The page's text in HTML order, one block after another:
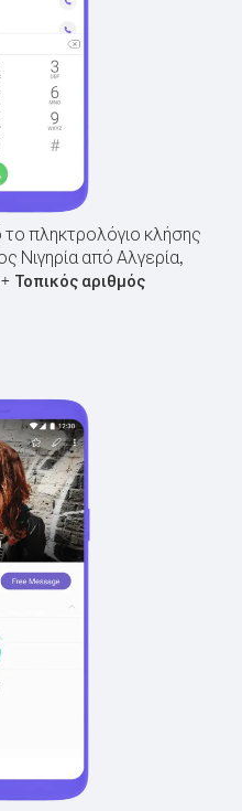
πληκτρολόγιο κλήσης
Νιγηρία από Αλγερία,
Τοπικός αριθμός